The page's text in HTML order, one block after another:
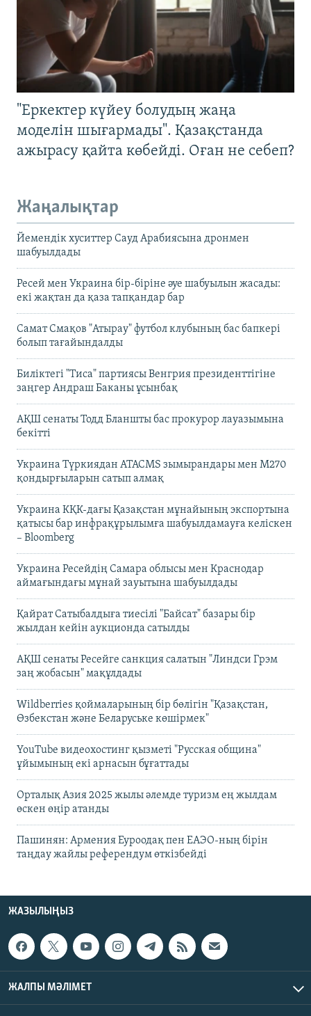
"Еркектер күйеу болудың жаңа
моделін шығармады". Қазақстанда
ажырасу қайта көбейді. Оған не себеп?
Жаңалықтар
Йемендік хуситтер Сауд Арабиясына дронмен
шабуылдады
Ресей мен Украина бір-біріне әуе шабуылын жасады:
екі жақтан да қаза тапқандар бар
Самат Смақов "Атырау" футбол клубының бас бапкері
болып тағайындалды
Биліктегі "Тиса" партиясы Венгрия президенттігіне
заңгер Андраш Баканы ұсынбақ
АҚШ сенаты Тодд Бланшты бас прокурор лауазымына
бекітті
Украина Түркиядан ATACMS зымырандары мен M270
қондырғыларын сатып алмақ
Украина КҚК-дағы Қазақстан мұнайының экспортына
қатысы бар инфрақұрылымға шабуылдамауға келіскен
– Bloomberg
Украина Ресейдің Самара облысы мен Краснодар
аймағындағы мұнай зауытына шабуылдады
Қайрат Сатыбалдыға тиесілі "Байсат" базары бір
жылдан кейін аукционда сатылды
АҚШ сенаты Ресейге санкция салатын "Линдси Грэм
заң жобасын" мақұлдады
Wildberries қоймаларының бір бөлігін "Қазақстан,
Өзбекстан және Беларуське көшірмек"
YouTube видеохостинг қызметі "Русская община"
ұйымының екі арнасын бұғаттады
Орталық Азия 2025 жылы әлемде туризм ең жылдам
өскен өңір атанды
Пашинян: Армения Еуроодақ пен ЕАЭО-ның бірін
таңдау жайлы референдум өткізбейді
ЖАЗЫЛЫҢЫЗ
ЖАЛПЫ МӘЛІМЕТ